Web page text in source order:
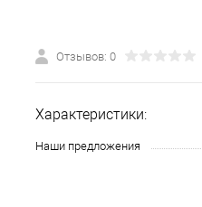
Отзывов: 0
Характеристики:
Наши предложения